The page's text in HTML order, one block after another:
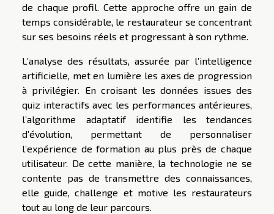
de chaque profil. Cette approche offre un gain de
temps considérable, le restaurateur se concentrant
sur ses besoins réels et progressant à son rythme.
L’analyse des résultats, assurée par l’intelligence
artificielle, met en lumière les axes de progression
à privilégier. En croisant les données issues des
quiz interactifs avec les performances antérieures,
l’algorithme adaptatif identifie les tendances
d’évolution, permettant de personnaliser
l’expérience de formation au plus près de chaque
utilisateur. De cette manière, la technologie ne se
contente pas de transmettre des connaissances,
elle guide, challenge et motive les restaurateurs
tout au long de leur parcours.